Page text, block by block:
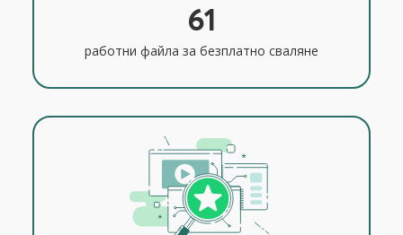
61
работни файла за безплатно сваляне